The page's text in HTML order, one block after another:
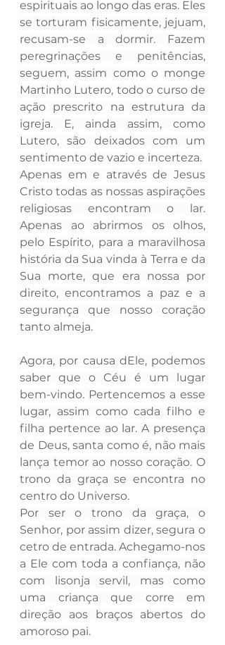
espirituais ao longo das eras. Eles
se torturam fisicamente, jejuam,
recusam-se a dormir. Fazem
peregrinações e penitências,
seguem, assim como o monge
Martinho Lutero, todo o curso de
ação prescrito na estrutura da
igreja. E, ainda assim, como
Lutero, são deixados com um
sentimento de vazio e incerteza.
Apenas em e através de Jesus
Cristo todas as nossas aspirações
religiosas encontram o lar.
Apenas ao abrirmos os olhos,
pelo Espírito, para a maravilhosa
história da Sua vinda à Terra e da
Sua morte, que era nossa por
direito, encontramos a paz e a
segurança que nosso coração
tanto almeja.
Agora, por causa dEle, podemos
saber que o Céu é um lugar
bem-vindo. Pertencemos a esse
lugar, assim como cada filho e
filha pertence ao lar. A presença
de Deus, santa como é, não mais
lança temor ao nosso coração. O
trono da graça se encontra no
centro do Universo.
Por ser o trono da graça, o
Senhor, por assim dizer, segura o
cetro de entrada. Achegamo-nos
a Ele com toda a confiança, não
com lisonja servil, mas como
uma criança que corre em
direção aos braços abertos do
amoroso pai.